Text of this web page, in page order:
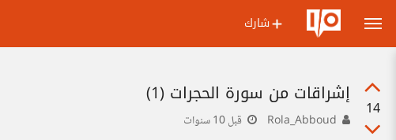
شارك
14
إشراقات من سورة الحجرات (1)
قبل 10 سنوات